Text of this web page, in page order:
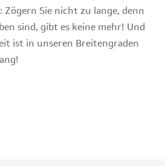
Sie nicht zu lange, denn
sind, gibt es keine mehr! Und
ist in unseren Breitengraden